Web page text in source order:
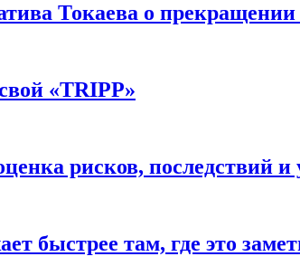
Токаева о прекращении
«TRIPP»
рисков, последствий и
быстрее там, где это